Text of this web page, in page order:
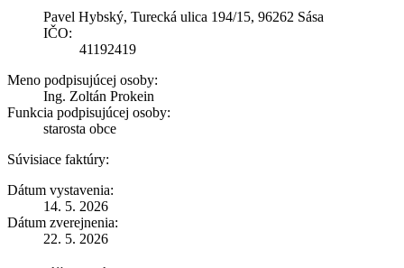
Pavel Hybský, Turecká ulica 194/15, 96262 Sása
IČO:
41192419
Meno podpisujúcej osoby:
Ing. Zoltán Prokein
Funkcia podpisujúcej osoby:
starosta obce
Súvisiace faktúry:
Dátum vystavenia:
14. 5. 2026
Dátum zverejnenia:
22. 5. 2026